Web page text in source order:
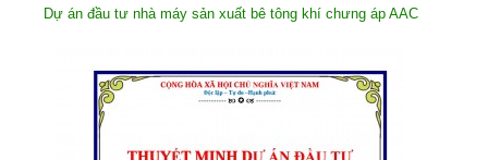
Dự án đầu tư nhà máy sản xuất bê tông khí chưng áp AAC